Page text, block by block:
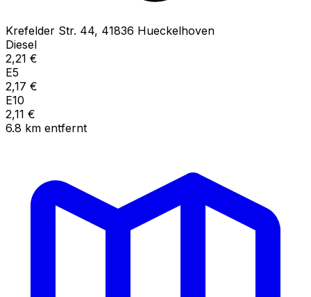
Krefelder Str. 44, 41836 Hueckelhoven
Diesel
2,21 €
E5
2,17 €
E10
2,11 €
6.8 km entfernt